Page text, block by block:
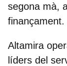
segona mà,
finançament.
Altamira
líders del